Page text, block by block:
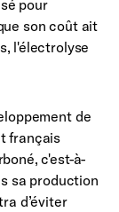
pour
son coût ait
l'électrolyse
de
français
c'est-à-
sa production
d’éviter